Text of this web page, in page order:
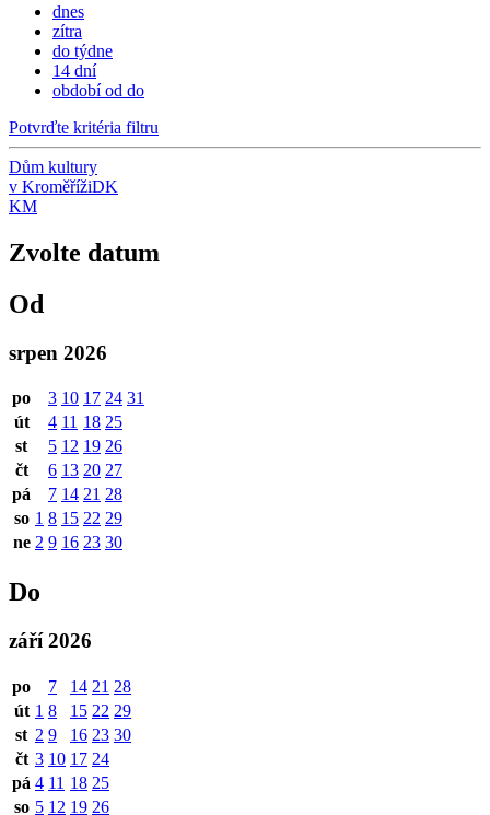
dnes
zítra
do týdne
14 dní
období od do
Potvrďte kritéria filtru
Dům kultury
v KroměřížiDK
KM
Zvolte datum
Od
srpen 2026
po 3 10 17 24 31
út
4 11 18 25
st
5 12 19 26
čt
6 13 20 27
pá
7 14 21 28
so 1 8 15 22 29
ne 2 9 16 23 30
Do
září 2026
po 7 14 21 28
út 1 8 15 22 29
st 2 9 16 23 30
čt 3 10 17 24
pá 4 11 18 25
so 5 12 19 26